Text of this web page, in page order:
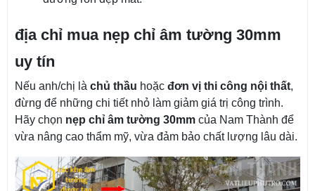
địa chỉ mua nẹp chỉ âm tường 30mm
uy tín
Nếu anh/chị là chủ thầu hoặc đơn vị thi công nội thất,
đừng để những chi tiết nhỏ làm giảm giá trị công trình.
Hãy chọn nẹp chỉ âm tường 30mm của Nam Thành để
vừa nâng cao thẩm mỹ, vừa đảm bảo chất lượng lâu dài.